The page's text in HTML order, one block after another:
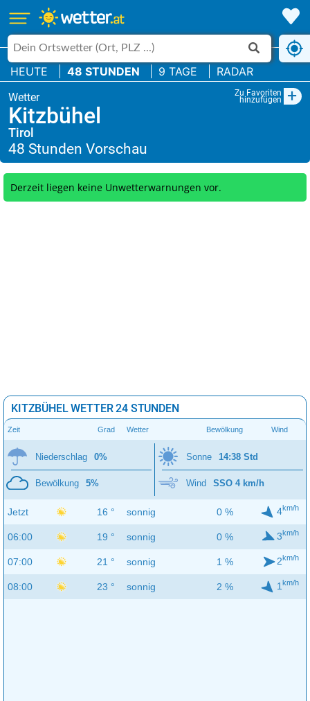
HEUTE 48 STUNDEN 9 TAGE RADAR
Zu Favoriten
hinzufügen +
Kitzbühel
Tirol
Derzeit liegen keine Unwetterwarnungen vor.
KITZBÜHEL WETTER 24 STUNDEN
Zeit Grad Wetter Bewölkung Wind
Niederschlag 0%
Bewölkung 5%
Sonne 14:38 Std
Wind SSO 4 km/h
Jetzt 16 ° sonnig 0 % 4km/h
06:00 19 ° sonnig 0 % 3km/h
07:00 21 ° sonnig 1 % 2km/h
08:00 23 ° sonnig 2 % 1 km/h